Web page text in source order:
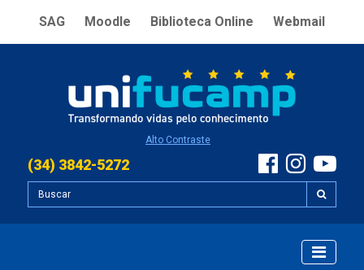
SAG Moodle Biblioteca Online Webmail
Alto Contraste
(34) 3842-5272